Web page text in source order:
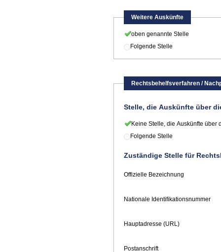
Weitere Auskünfte
oben genannte Stelle
Folgende Stelle
Rechtsbehelfsverfahren /
Stelle, die Auskünfte über
Keine Stelle, die Auskünfte
Folgende Stelle
Zuständige Stelle für
Offizielle Bezeichnung
Nationale Identifikationsnummer
Hauptadresse (URL)
Postanschrift